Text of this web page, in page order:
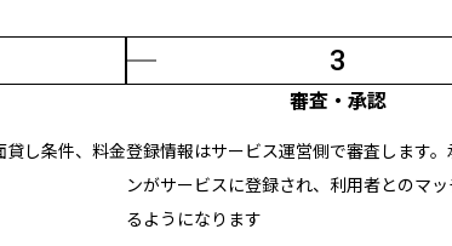
貸し条件、料金
3
審査・承認
登録情報はサービス運営側で審査します。
ンがサービスに登録され、利用者とのマ
るようになります